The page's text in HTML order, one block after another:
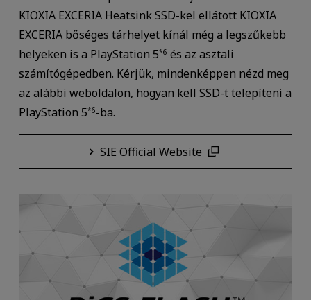
KIOXIA EXCERIA Heatsink SSD-kel ellátott KIOXIA
EXCERIA bőséges tárhelyet kínál még a legszűkebb
helyeken is a PlayStation 5*6 és az asztali
számítógépedben. Kérjük, mindenképpen nézd meg
az alábbi weboldalon, hogyan kell SSD-t telepíteni a
PlayStation 5*6-ba.
SIE Official Website